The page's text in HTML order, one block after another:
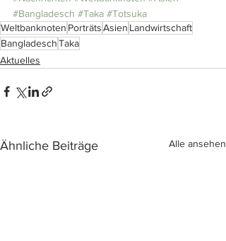
#Bangladesch #Taka #Totsuka
Weltbanknoten PorträtsAsien Landwirtschaft
BangladeschTaka
Aktuelles
Ähnliche Beiträge Alle ansehen